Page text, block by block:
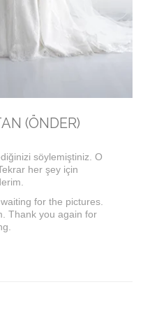
(ÖNDER)
söylemiştiniz. O
her şey için
for the pictures.
Thank you again for